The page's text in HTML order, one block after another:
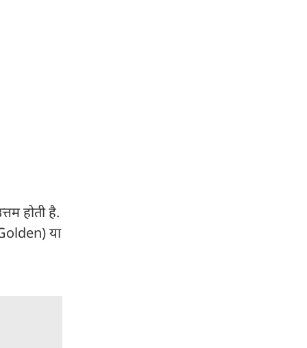
होती है.
या